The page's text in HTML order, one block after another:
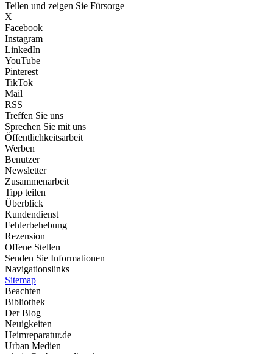
Teilen und zeigen Sie Fürsorge
X
Facebook
Instagram
LinkedIn
YouTube
Pinterest
TikTok
Mail
RSS
Treffen Sie uns
Sprechen Sie mit uns
Öffentlichkeitsarbeit
Werben
Benutzer
Newsletter
Zusammenarbeit
Tipp teilen
Überblick
Kundendienst
Fehlerbehebung
Rezension
Offene Stellen
Senden Sie Informationen
Navigationslinks
Sitemap
Beachten
Bibliothek
Der Blog
Neuigkeiten
Heimreparatur.de
Urban Medien